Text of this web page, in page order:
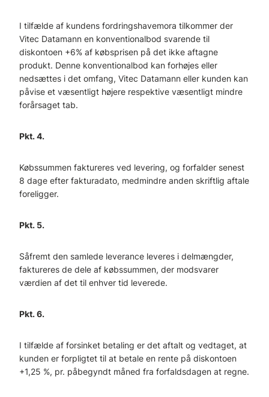
I tilfælde af kundens fordringshavemora tilkommer der
Vitec Datamann en konventionalbod svarende til
diskontoen +6% af købsprisen på det ikke aftagne
produkt. Denne konventionalbod kan forhøjes eller
nedsættes i det omfang, Vitec Datamann eller kunden kan
påvise et væsentligt højere respektive væsentligt mindre
forårsaget tab.
Pkt. 4.
Købssummen faktureres ved levering, og forfalder senest
8 dage efter fakturadato, medmindre anden skriftlig aftale
foreligger.
Pkt. 5.
Såfremt den samlede leverance leveres i delmængder,
faktureres de dele af købssummen, der modsvarer
værdien af det til enhver tid leverede.
Pkt. 6.
I tilfælde af forsinket betaling er det aftalt og vedtaget, at
kunden er forpligtet til at betale en rente på diskontoen
+1,25 %, pr. påbegyndt måned fra forfaldsdagen at regne.